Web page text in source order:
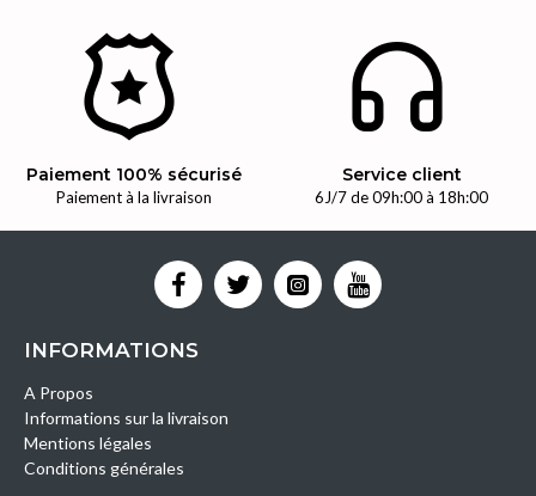
Paiement 100% sécurisé
Paiement à la livraison
Service client
6J/7 de 09h:00 à 18h:00
INFORMATIONS
A Propos
Informations sur la livraison
Mentions légales
Conditions générales